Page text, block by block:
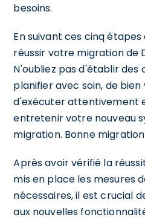
besoins.
En suivant ces cinq étapes
réussir votre migration de
N'oubliez pas d'établir des
planifier avec soin, de
d'exécuter attentivement
entretenir votre nouveau
migration. Bonne
Après avoir vérifié la
mis en place les mesures
nécessaires, il est crucial
aux nouvelles